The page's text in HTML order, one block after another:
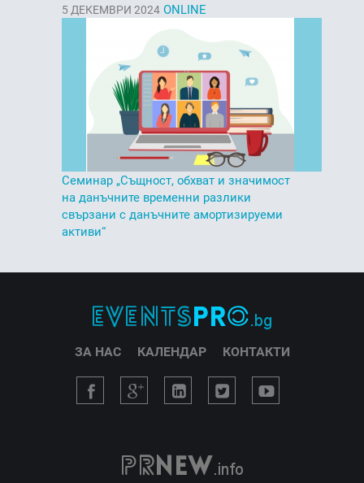
5 ДЕКЕМВРИ 2024 ONLINE
Семинар „Същност, обхват и значимост
на данъчните временни разлики
свързани с данъчните амортизируеми
активи“
ЗА НАС КАЛЕНДАР КОНТАКТИ